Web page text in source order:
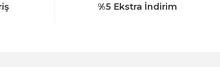
%5 Ekstra İndirim